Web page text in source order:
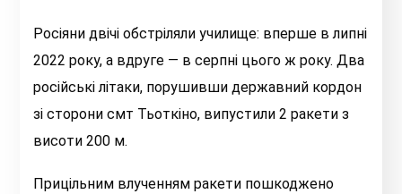
Росіяни двічі обстріляли училище: вперше в липні
2022 року, а вдруге — в серпні цього ж року. Два
російські літаки, порушивши державний кордон
зі сторони смт Тьоткіно, випустили 2 ракети з
висоти 200 м.
Прицільним влученням ракети пошкоджено